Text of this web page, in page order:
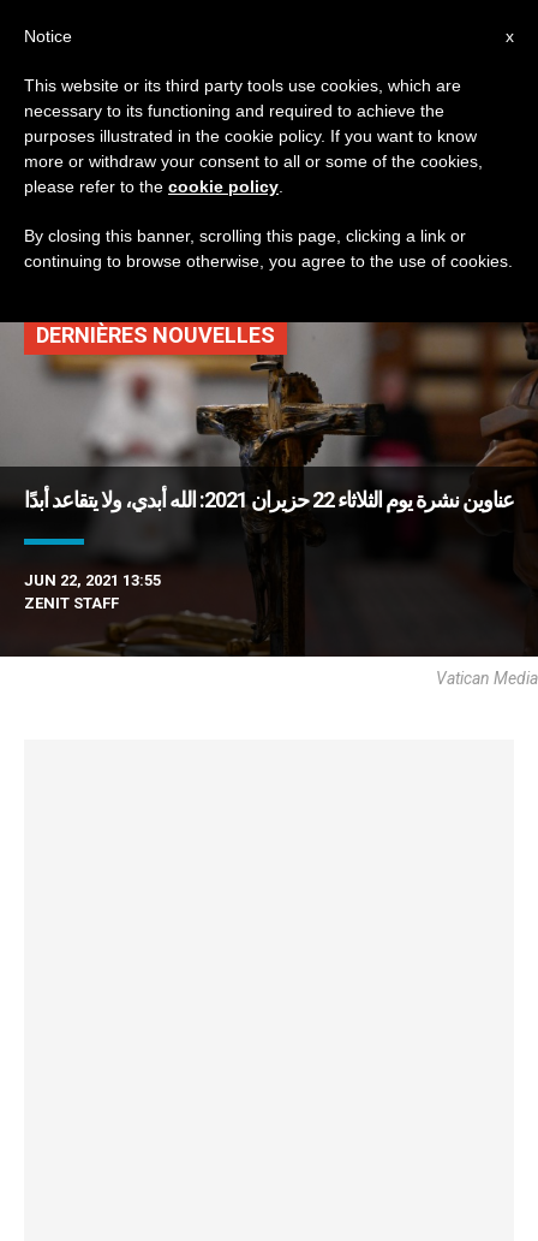
TAG
Posts Tagged
‘إصلاحية’
DERNIÈRES NOUVELLES
عناوين نشرة يوم الثلاثاء 22 حزيران 2021: الله أبدي، ولا يتقاعد أبدًا
JUN 22, 2021 13:55
ZENIT STAFF
Vatican Media
x
Notice
This website or its third party tools use cookies, which are
necessary to its functioning and required to achieve the
purposes illustrated in the cookie policy. If you want to know
more or withdraw your consent to all or some of the cookies,
please refer to the cookie policy
By closing this banner, scrolling this page, clicking a link or
continuing to browse otherwise, you agree to the use of cookies.